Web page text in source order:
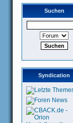
Suchen
Syndication